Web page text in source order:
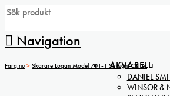
Navigation
AKVARELL
DANIEL
WINSOR &
Farg.nu > Skärare Logan Model 701-1 Straight Cutter